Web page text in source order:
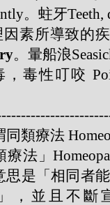
。蛀牙Teeth,
素所導致的疾
。暈船浪
毒性叮咬
同類療法
療法」
思是「相同者
，並且不斷